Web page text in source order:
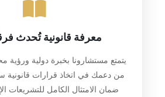
معرفة قانونية تُحدث
يتمتع مستشارونا بخبرة دولية ورؤية
من دعمك في اتخاذ قرارات قانونية
ضمان الامتثال الكامل للتشريعات